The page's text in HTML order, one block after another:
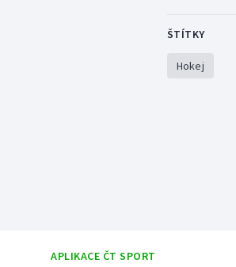
ŠTÍTKY
Hokej
APLIKACE ČT SPORT